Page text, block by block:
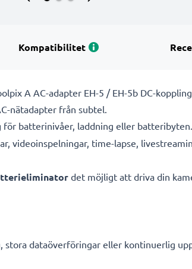
Kompatibilitet
A AC-adapter EH-5 / EH-5b DC-
nätadapter från subtel.
batterinivåer, laddning eller
videoinspelningar, time-lapse,
det möjligt att driva din
dataöverföringar eller kontinuerlig